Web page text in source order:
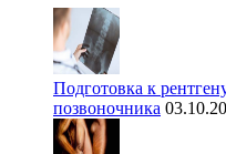
Подготовка к
позвоночника